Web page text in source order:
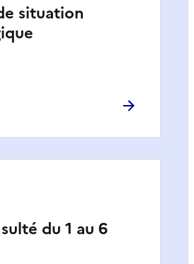
situation
du 1 au 6